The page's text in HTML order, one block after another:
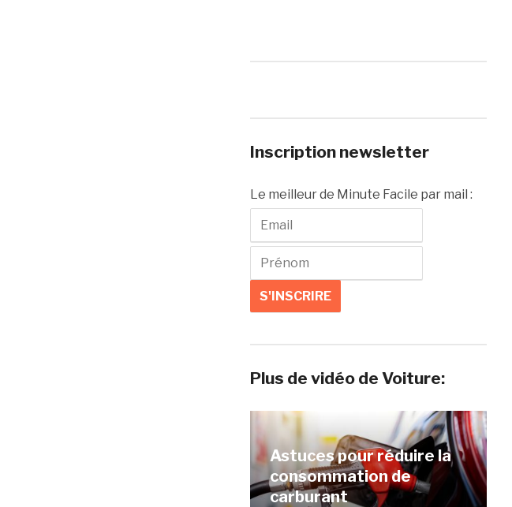
Inscription newsletter
Le meilleur de Minute Facile par mail :
Plus de vidéo de Voiture:
Astuces pour réduire la
consommation de
carburant